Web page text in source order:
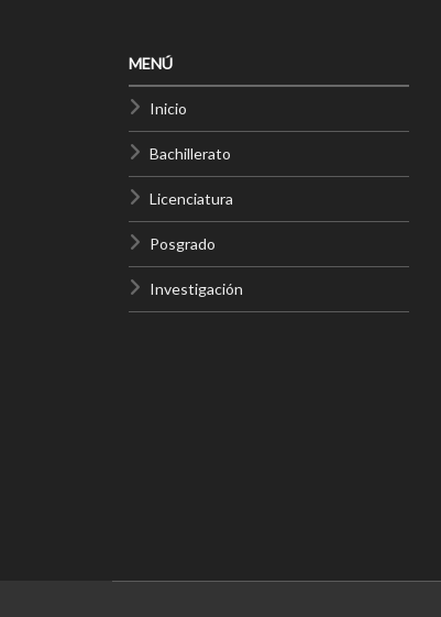
MENÚ
Inicio
Bachillerato
Licenciatura
Posgrado
Investigación